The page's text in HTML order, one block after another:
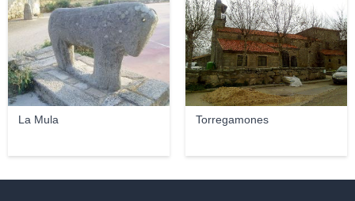
La Mula Torregamones